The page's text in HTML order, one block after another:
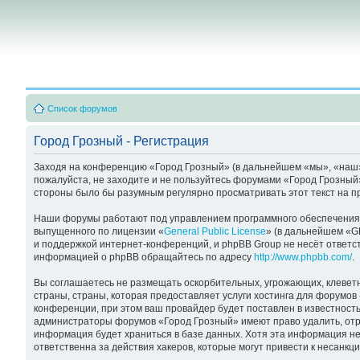
Список форумов
Город Грозный - Регистрация
Заходя на конференцию «Город Грозный» (в дальнейшем «мы»,
пожалуйста, не заходите и не пользуйтесь форумами «Город
стороны было бы разумным регулярно просматривать этот текст на
Наши форумы работают под управлением программного
выпущенного по лицензии «General Public License» (в дальнейшем
и поддержкой интернет-конференций, и phpBB Group не несёт
информацией о phpBB обращайтесь по адресу http://www.phpbb.com/.
Вы соглашаетесь не размещать оскорбительных, угрожающих,
страны, страны, которая предоставляет услуги хостинга для
конференции, при этом ваш провайдер будет поставлен в
администраторы форумов «Город Грозный» имеют право удалить,
информация будет храниться в базе данных. Хотя эта информация
ответственна за действия хакеров, которые могут привести к